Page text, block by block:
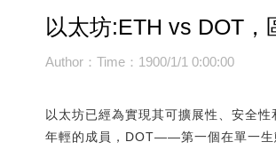
以太坊:ETH vs DOT
Author：Time：1900/1/1 0:00:00
以太坊已經為實現其可擴展性、安全
年輕的成員，DOT——第一個在單一生